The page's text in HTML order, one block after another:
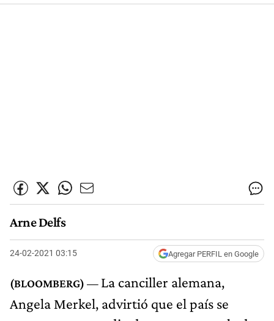
Arne Delfs
24-02-2021 03:15 Agregar PERFIL en Google
La canciller alemana,
Angela Merkel, advirtió que el país se